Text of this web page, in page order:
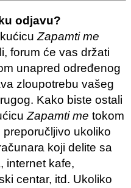
odjavu?
kućicuZapamti me
forum će vas držati
unapred određenog
zloupotrebu vašeg
Kako biste ostali
Zapamti me tokom
ukoliko
koji delite sa
internet kafe,
centar, itd. Ukoliko